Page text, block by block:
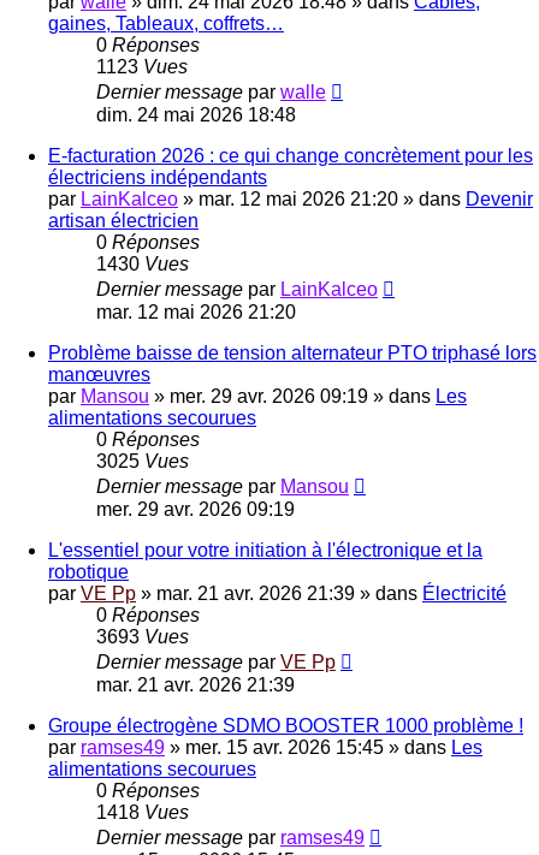
gaines, Tableaux, coffrets…
0 Réponses
1123 Vues
Dernier message par walle
dim. 24 mai 2026 18:48
E-facturation 2026 : ce qui change concrètement pour les
électriciens indépendants
par LainKalceo » mar. 12 mai 2026 21:20 » dans Devenir
artisan électricien
0 Réponses
1430 Vues
Dernier message par LainKalceo
mar. 12 mai 2026 21:20
Problème baisse de tension alternateur PTO triphasé lors
manœuvres
par Mansou » mer. 29 avr. 2026 09:19 » dans Les
alimentations secourues
0 Réponses
3025 Vues
Dernier message par Mansou
mer. 29 avr. 2026 09:19
L'essentiel pour votre initiation à l'électronique et la
robotique
par VE Pp » mar. 21 avr. 2026 21:39 » dans Électricité
0 Réponses
3693 Vues
Dernier message par VE Pp
mar. 21 avr. 2026 21:39
Groupe électrogène SDMO BOOSTER 1000 problème !
par ramses49 » mer. 15 avr. 2026 15:45 » dans Les
alimentations secourues
0 Réponses
1418 Vues
Dernier message par ramses49